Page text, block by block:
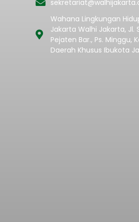
Wahana Lingkungan
Jakarta Walhi Jakarta, Jl.
Pejaten Bar., Ps. Minggu,
Daerah Khusus Ibukota